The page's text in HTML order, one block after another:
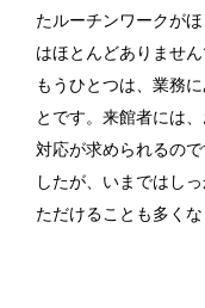
たルーチンワークが
はほとんどありません
もうひとつは、業務
とです。来館者には
対応が求められるの
したが、いまではし
ただけることも多くな